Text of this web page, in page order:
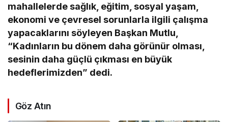
mahallelerde sağlık, eğitim, sosyal yaşam,
ekonomi ve çevresel sorunlarla ilgili çalışma
yapacaklarını söyleyen Başkan Mutlu,
“Kadınların bu dönem daha görünür olması,
sesinin daha güçlü çıkması en büyük
hedeflerimizden” dedi.
Göz Atın